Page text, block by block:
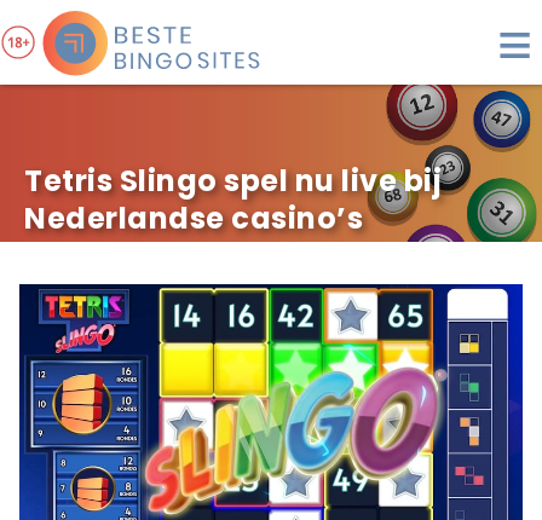
≡
Tetris Slingo spel nu live bij
Nederlandse casino’s